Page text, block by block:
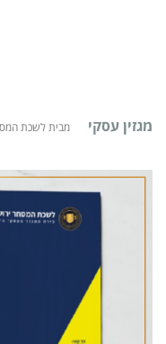
מגזין עסקי מבית לשכת